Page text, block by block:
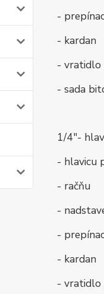
-
- kardan
- vratidlo
- sada
1/4"-
- hlavicu
- račňu
-
-
- kardan
- vratidlo